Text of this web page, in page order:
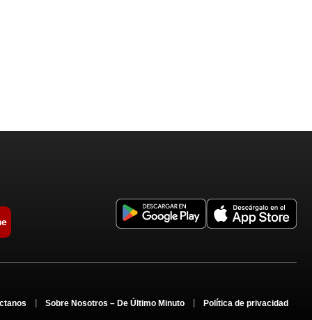
Sobre Nosotros – De Último Minuto Política de privacidad